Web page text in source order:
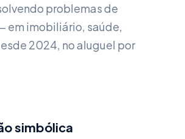
problemas de
em imobiliário, saúde,
2024, no aluguel por
simbólica